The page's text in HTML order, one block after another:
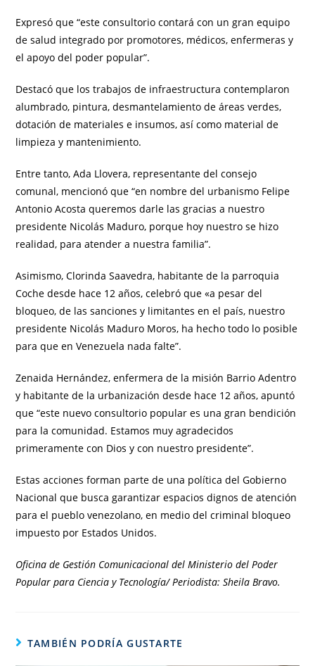
Expresó que “este consultorio contará con un gran equipo
de salud integrado por promotores, médicos, enfermeras y
el apoyo del poder popular”.
Destacó que los trabajos de infraestructura contemplaron
alumbrado, pintura, desmantelamiento de áreas verdes,
dotación de materiales e insumos, así como material de
limpieza y mantenimiento.
Entre tanto, Ada Llovera, representante del consejo
comunal, mencionó que “en nombre del urbanismo Felipe
Antonio Acosta queremos darle las gracias a nuestro
presidente Nicolás Maduro, porque hoy nuestro se hizo
realidad, para atender a nuestra familia”.
Asimismo, Clorinda Saavedra, habitante de la parroquia
Coche desde hace 12 años, celebró que «a pesar del
bloqueo, de las sanciones y limitantes en el país, nuestro
presidente Nicolás Maduro Moros, ha hecho todo lo posible
para que en Venezuela nada falte”.
Zenaida Hernández, enfermera de la misión Barrio Adentro
y habitante de la urbanización desde hace 12 años, apuntó
que “este nuevo consultorio popular es una gran bendición
para la comunidad. Estamos muy agradecidos
primeramente con Dios y con nuestro presidente”.
Estas acciones forman parte de una política del Gobierno
Nacional que busca garantizar espacios dignos de atención
para el pueblo venezolano, en medio del criminal bloqueo
impuesto por Estados Unidos.
Oficina de Gestión Comunicacional del Ministerio del Poder
Popular para Ciencia y Tecnología/ Periodista: Sheila Bravo.
TAMBIÉN PODRÍA GUSTARTE